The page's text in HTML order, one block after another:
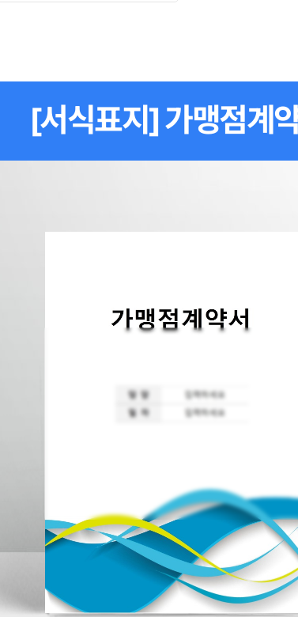
[서식표지] 가맹점계